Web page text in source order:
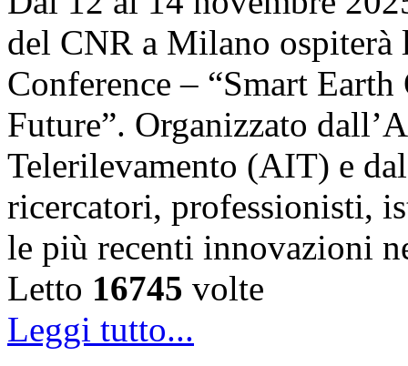
del CNR a Milano
Conference – “Smart
Future”. Organizzato
Telerilevamento (AIT) e
ricercatori, professionisti,
le più recenti innovazioni
Letto 16745 volte
Leggi tutto...